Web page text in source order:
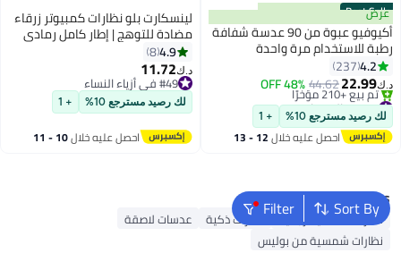
Best Seller
عرض
أكيوفيو عبوة من 90 عدسة شفافة
رطبة للاستخدام مرة واحدة
يومياً<div>
4.2
237
د.ك‏22.99
44.62
48% OFF
#2 في العدسات
باقي 10 وحدات في المخزون
تم بيع +210 مؤخرًا
#2 في العدسات
لك رصيد مسترجع 10% + 1
احصل عليه خلال 12 - 13
لينسكارت بلو نظارات كمبيوتر زرقاء
مضادة للتوهج | إطار كامل رمادي
مربع الشكل | للرجال والنساء |
متوسط | Lb E13529
4.9
8
د.ك‏11.72
#49 في أزياء النساء
#49 في أزياء النساء
لك رصيد مسترجع 10% + 1
احصل عليه خلال 10 - 11
Sort By
FilterPopular Searches
نظارات شمسية رجالية نظارات ذكية
عدسات لاصقة
نظارات شمسية من بوليس